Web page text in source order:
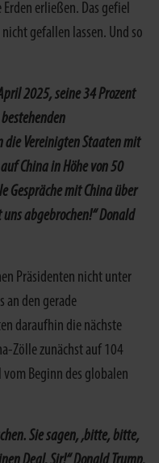
erließen. Das gefiel
gefallen lassen. Und so
2025, seine 34 Prozent
die Vereinigten Staaten mit
China in Höhe von 50
Gespräche mit China über
abgebrochen!“ Donald
Präsidenten nicht unter
an den gerade
daraufhin die nächste
Zölle zunächst auf 104
vom Beginn des globalen
Sie sagen, ‚bitte, bitte,